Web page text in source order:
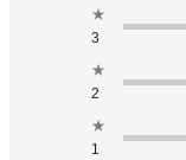
★
3
★
2
★
1